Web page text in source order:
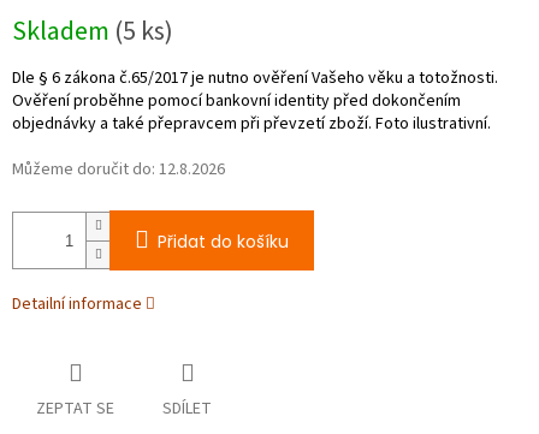
cena:
Skladem (5 ks)
Můžeme doručit do: 12.8.2026
Přidat do košíku
Detailní informace
ZEPTAT SE SDÍLET